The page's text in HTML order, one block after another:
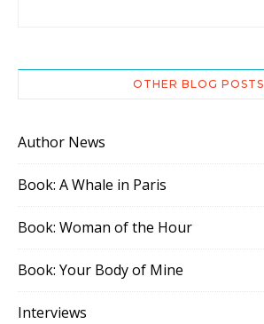
OTHER BLOG POSTS
Author News
Book: A Whale in Paris
Book: Woman of the Hour
Book: Your Body of Mine
Interviews